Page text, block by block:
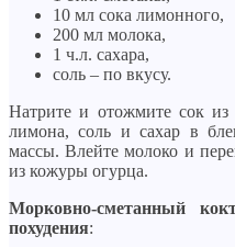
10 мл сока лимонного,
200 мл молока,
1 ч.л. сахара,
соль – по вкусу.
Натрите и отожмите сок из
лимона, соль и сахар в
массы. Влейте молоко и
из кожуры огурца.
Морковно-сметанный
похудения: